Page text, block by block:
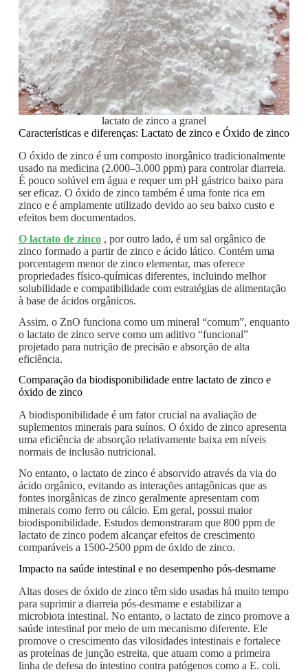
lactato de zinco a granel
Características e diferenças: Lactato de zinco e Óxido de zinco
O óxido de zinco é um composto inorgânico tradicionalmente
usado na medicina (2.000–3.000 ppm) para controlar diarreia.
É pouco solúvel em água e requer um pH gástrico baixo para
ser eficaz. O óxido de zinco também é uma fonte rica em
zinco e é amplamente utilizado devido ao seu baixo custo e
efeitos bem documentados.
O lactato de zinco, por outro lado, é um sal orgânico de
zinco formado a partir de zinco e ácido lático. Contém uma
porcentagem menor de zinco elementar, mas oferece
propriedades físico-químicas diferentes, incluindo melhor
solubilidade e compatibilidade com estratégias de alimentação
à base de ácidos orgânicos.
Assim, o ZnO funciona como um mineral “comum”, enquanto
o lactato de zinco serve como um aditivo “funcional”
projetado para nutrição de precisão e absorção de alta
eficiência.
Comparação da biodisponibilidade entre lactato de zinco e
óxido de zinco
A biodisponibilidade é um fator crucial na avaliação de
suplementos minerais para suínos. O óxido de zinco apresenta
uma eficiência de absorção relativamente baixa em níveis
normais de inclusão nutricional.
No entanto, o lactato de zinco é absorvido através da via do
ácido orgânico, evitando as interações antagônicas que as
fontes inorgânicas de zinco geralmente apresentam com
minerais como ferro ou cálcio. Em geral, possui maior
biodisponibilidade. Estudos demonstraram que 800 ppm de
lactato de zinco podem alcançar efeitos de crescimento
comparáveis ​​a 1500-2500 ppm de óxido de zinco.
Impacto na saúde intestinal e no desempenho pós-desmame
Altas doses de óxido de zinco têm sido usadas há muito tempo
para suprimir a diarreia pós-desmame e estabilizar a
microbiota intestinal. No entanto, o lactato de zinco promove a
saúde intestinal por meio de um mecanismo diferente. Ele
promove o crescimento das vilosidades intestinais e fortalece
as proteínas de junção estreita, que atuam como a primeira
linha de defesa do intestino contra patógenos como a E. coli.